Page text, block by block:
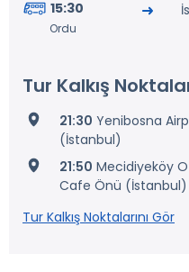
15:30
Ordu
Tur Kalkış
21:30 Yenibosna
(İstanbul)
21:50 Mecidiyeköy
Cafe Önü (İstanbul)
Tur Kalkış Noktalarını Gör